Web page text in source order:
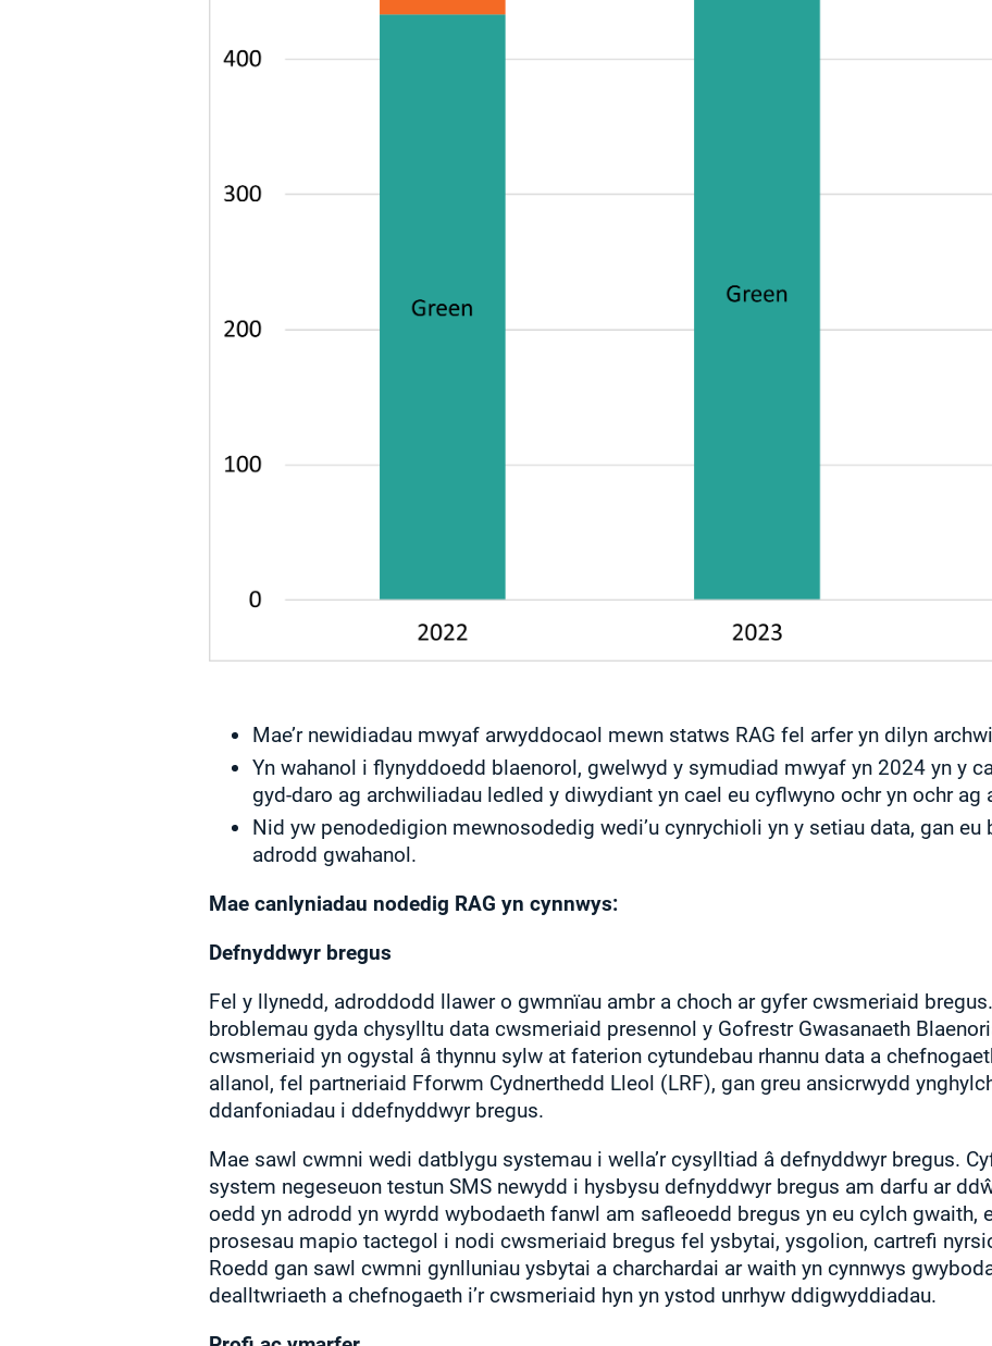
Mae’r newidiadau mwyaf arwyddocaol mewn statws RAG fel arfer yn dilyn
Yn wahanol i flynyddoedd blaenorol, gwelwyd y symudiad mwyaf yn 2024 yn y
gyd-daro ag archwiliadau ledled y diwydiant yn cael eu cyflwyno ochr yn ochr ag
Nid yw penodedigion mewnosodedig wedi’u cynrychioli yn y setiau data, gan
adrodd gwahanol.
Mae canlyniadau nodedig RAG yn cynnwys:
Defnyddwyr bregus
Fel y llynedd, adroddodd llawer o gwmnïau ambr a choch ar gyfer cwsmeriaid
broblemau gyda chysylltu data cwsmeriaid presennol y Gofrestr Gwasanaeth
cwsmeriaid yn ogystal â thynnu sylw at faterion cytundebau rhannu data a
allanol, fel partneriaid Fforwm Cydnerthedd Lleol (LRF), gan greu ansicrwydd
ddanfoniadau i ddefnyddwyr bregus.
Mae sawl cwmni wedi datblygu systemau i wella’r cysylltiad â defnyddwyr bregus.
system negeseuon testun SMS newydd i hysbysu defnyddwyr bregus am darfu ar
oedd yn adrodd yn wyrdd wybodaeth fanwl am safleoedd bregus yn eu cylch gwaith,
prosesau mapio tactegol i nodi cwsmeriaid bregus fel ysbytai, ysgolion, cartrefi
Roedd gan sawl cwmni gynlluniau ysbytai a charchardai ar waith yn cynnwys
dealltwriaeth a chefnogaeth i’r cwsmeriaid hyn yn ystod unrhyw ddigwyddiadau.